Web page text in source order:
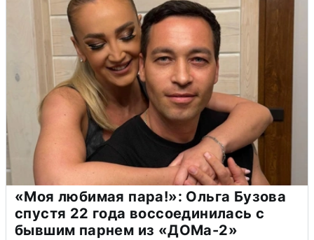
«Моя любимая пара!»: Ольга Бузова
спустя 22 года воссоединилась с
бывшим парнем из «ДОМа-2»